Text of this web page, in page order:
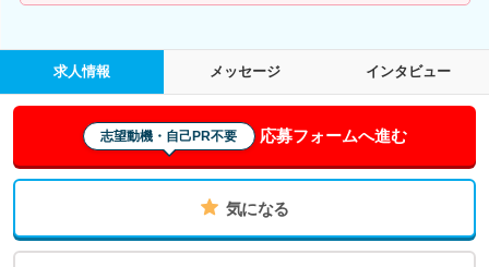
求人情報 メッセージ インタビュー
志望動機・自己PR不要 応募フォームへ進む
気になる